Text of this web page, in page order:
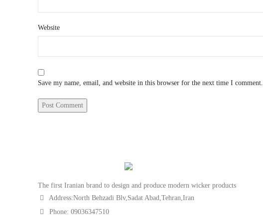
Website
Save my name, email, and website in this browser for the next time I comment.
The first Iranian brand to design and produce modern wicker products
Address:North Behzadi Blv,Sadat Abad,Tehran,Iran
Phone: 09036347510